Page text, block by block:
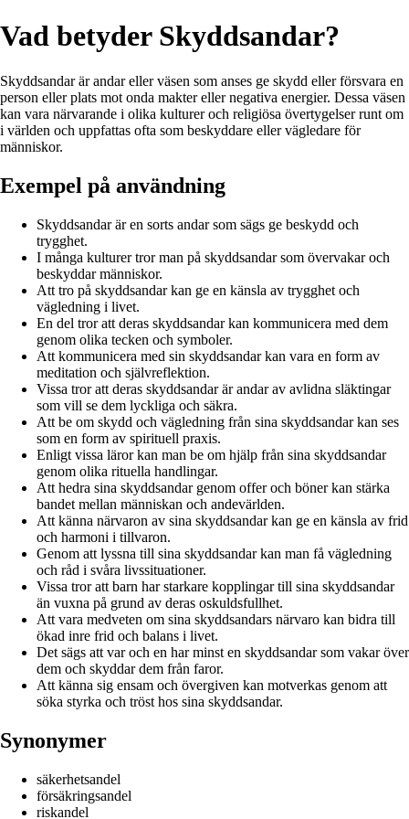
Vad betyder Skyddsandar?
Skyddsandar är andar eller väsen som anses ge skydd eller försvara en
person eller plats mot onda makter eller negativa energier. Dessa väsen
kan vara närvarande i olika kulturer och religiösa övertygelser runt om
i världen och uppfattas ofta som beskyddare eller vägledare för
människor.
Exempel på användning
Skyddsandar är en sorts andar som sägs ge beskydd och
trygghet.
I många kulturer tror man på skyddsandar som övervakar och
beskyddar människor.
Att tro på skyddsandar kan ge en känsla av trygghet och
vägledning i livet.
En del tror att deras skyddsandar kan kommunicera med dem
genom olika tecken och symboler.
Att kommunicera med sin skyddsandar kan vara en form av
meditation och självreflektion.
Vissa tror att deras skyddsandar är andar av avlidna släktingar
som vill se dem lyckliga och säkra.
Att be om skydd och vägledning från sina skyddsandar kan ses
som en form av spirituell praxis.
Enligt vissa läror kan man be om hjälp från sina skyddsandar
genom olika rituella handlingar.
Att hedra sina skyddsandar genom offer och böner kan stärka
bandet mellan människan och andevärlden.
Att känna närvaron av sina skyddsandar kan ge en känsla av frid
och harmoni i tillvaron.
Genom att lyssna till sina skyddsandar kan man få vägledning
och råd i svåra livssituationer.
Vissa tror att barn har starkare kopplingar till sina skyddsandar
än vuxna på grund av deras oskuldsfullhet.
Att vara medveten om sina skyddsandars närvaro kan bidra till
ökad inre frid och balans i livet.
Det sägs att var och en har minst en skyddsandar som vakar över
dem och skyddar dem från faror.
Att känna sig ensam och övergiven kan motverkas genom att
söka styrka och tröst hos sina skyddsandar.
Synonymer
säkerhetsandel
försäkringsandel
riskandel